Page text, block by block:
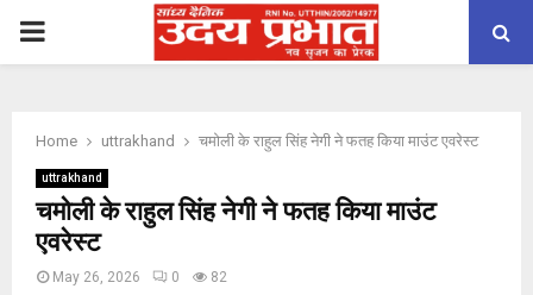
PRIMARY
Home uttrakhand चमोली के राहुल सिंह नेगी ने फतह किया माउंट एवरेस्ट
uttrakhand
चमोली के राहुल सिंह नेगी ने फतह किया माउंट
एवरेस्ट
May 26, 2026 0 82